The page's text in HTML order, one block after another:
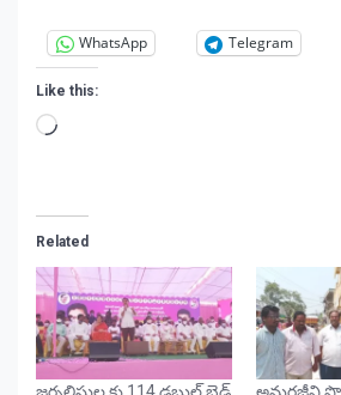
WhatsApp Telegram
Like this:
Loading…
Related
జర్నలిస్టుల కు 114 డబుల్ బెడ్
అమరజీవి